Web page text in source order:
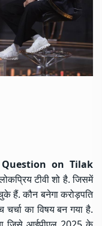
on Tilak
टीवी शो है. जिसमें
हैं. कौन बनेगा करोड़पति
का विषय बन गया है.